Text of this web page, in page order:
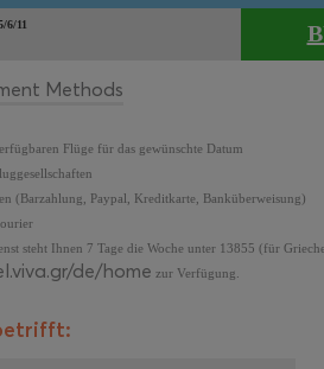
6/11
Flüge für das gewünschte Datum
(Barzahlung, Paypal, Kreditkarte, Banküberweisung)
steht Ihnen 7 Tage die Woche unter 13855 (für
de/home zur Verfügung.